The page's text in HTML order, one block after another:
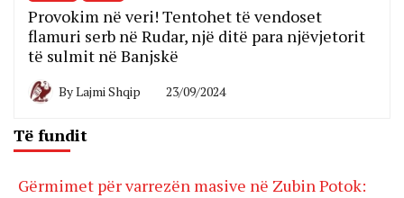
Provokim në veri! Tentohet të vendoset
flamuri serb në Rudar, një ditë para njëvjetorit
të sulmit në Banjskë
ByLajmi Shqip 23/09/2024
Të fundit
Gërmimet për varrezën masive në Zubin Potok: